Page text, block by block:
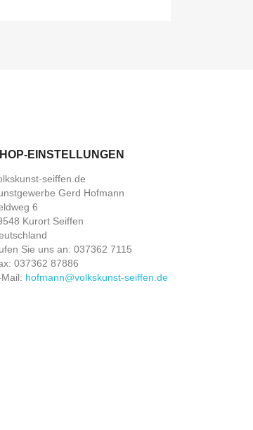
EINSTELLUNGEN
seiffen.de
Gerd Hofmann
6
Kurort Seiffen
Sie uns an: 037362 7115
037362 87886
hofmann@volkskunst-seiffen.de